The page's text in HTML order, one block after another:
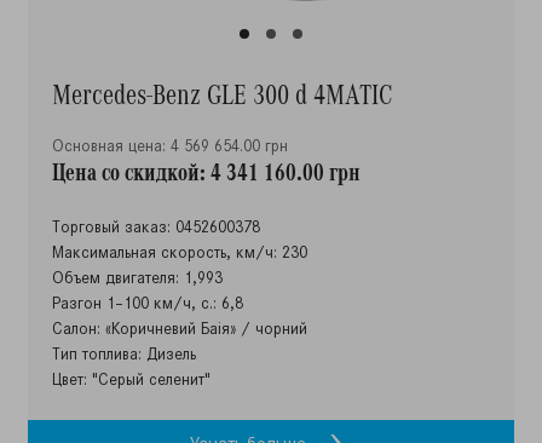
Mercedes-Benz GLE 300 d 4MATIC
Основная цена: 4 569 654.00 грн
Цена со скидкой: 4 341 160.00 грн
Торговый заказ: 0452600378
Максимальная скорость, км/ч: 230
Объем двигателя: 1,993
Разгон 1–100 км/ч, с.: 6,8
Салон: «Коричневий Баія» / чорний
Тип топлива: Дизель
Цвет: "Серый селенит"